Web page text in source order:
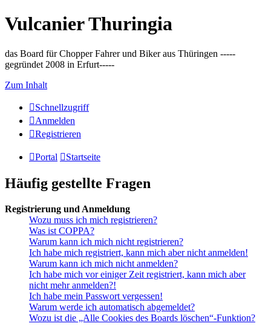
Vulcanier Thuringia
das Board für Chopper Fahrer und Biker aus Thüringen -----
gegründet 2008 in Erfurt-----
Zum Inhalt
Schnellzugriff
Anmelden
Registrieren
Portal Startseite
Häufig gestellte Fragen
Registrierung und Anmeldung
Wozu muss ich mich registrieren?
Was ist COPPA?
Warum kann ich mich nicht registrieren?
Ich habe mich registriert, kann mich aber nicht anmelden!
Warum kann ich mich nicht anmelden?
Ich habe mich vor einiger Zeit registriert, kann mich aber
nicht mehr anmelden?!
Ich habe mein Passwort vergessen!
Warum werde ich automatisch abgemeldet?
Wozu ist die „Alle Cookies des Boards löschen“-Funktion?